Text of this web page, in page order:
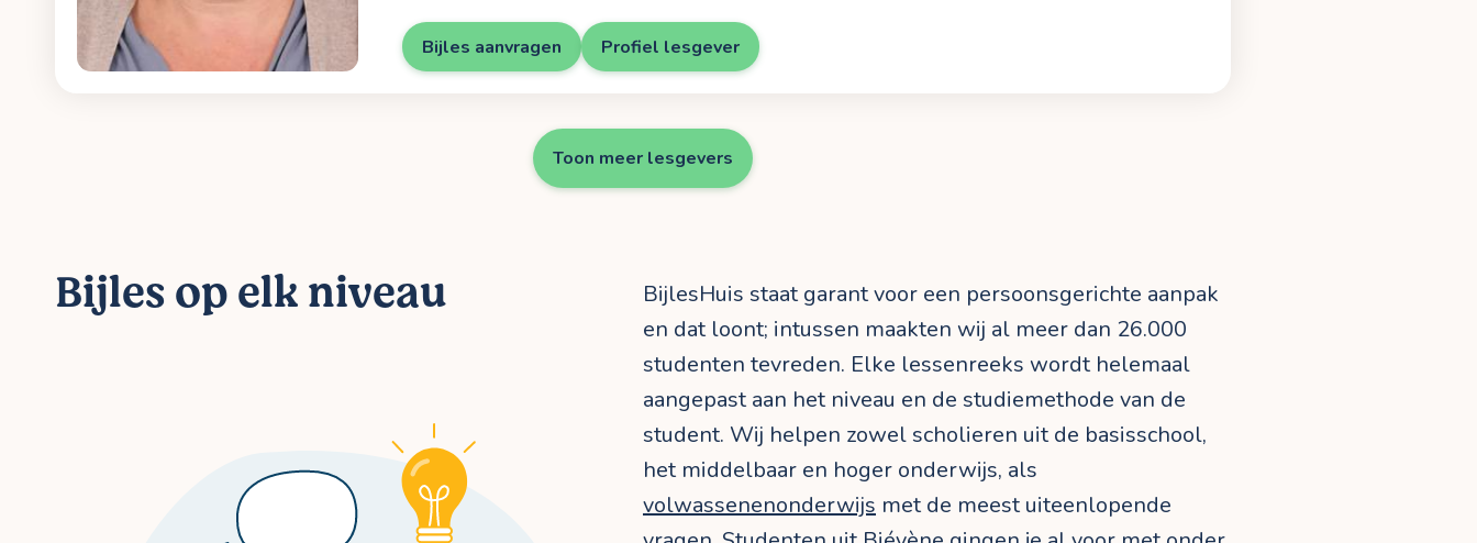
Bijles aanvragen Profiel lesgever
Toon meer lesgevers
Bijles op elk niveau
BijlesHuis staat garant voor een persoonsgerichte aanpak
en dat loont; intussen maakten wij al meer dan 26.000
studenten tevreden. Elke lessenreeks wordt helemaal
aangepast aan het niveau en de studiemethode van de
student. Wij helpen zowel scholieren uit de basisschool,
het middelbaar en hoger onderwijs, als
volwassenenonderwijs met de meest uiteenlopende